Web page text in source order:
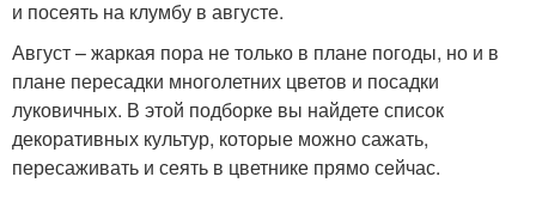
и посеять на клумбу в августе.
Август – жаркая пора не только в плане погоды, но и в
плане пересадки многолетних цветов и посадки
луковичных. В этой подборке вы найдете список
декоративных культур, которые можно сажать,
пересаживать и сеять в цветнике прямо сейчас.